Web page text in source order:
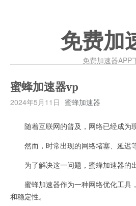
免费加
免费加速器APP
蜜蜂加速器vp
2024年5月11日 蜜蜂加速器
随着互联网的普及，网络已经成为现
然而，时常出现的网络堵塞、延迟等
为了解决这一问题，蜜蜂加速器的出
蜜蜂加速器作为一种网络优化工具
和稳定性。